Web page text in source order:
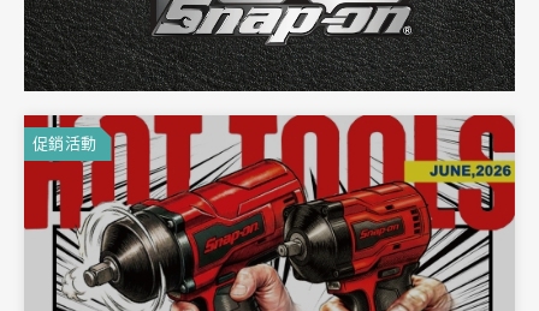
促銷活動